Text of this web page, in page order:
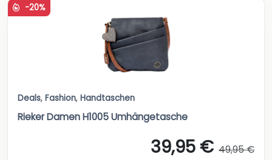
-20%
Deals, Fashion, Handtaschen
Rieker Damen H1005 Umhängetasche
39,95 € 49,95 €